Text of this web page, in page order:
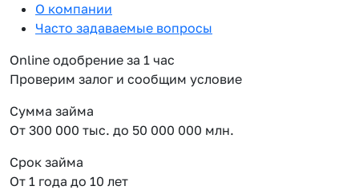
О компании
Часто задаваемые вопросы
Online одобрение за 1 час
Проверим залог и сообщим условие
Сумма займа
От 300 000 тыс. до 50 000 000 млн.
Срок займа
От 1 года до 10 лет